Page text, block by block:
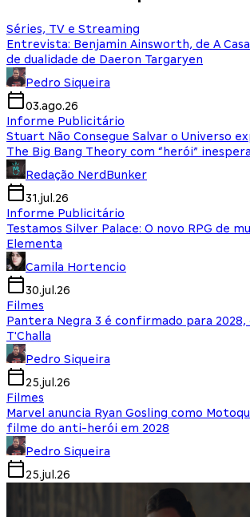
Séries, TV e Streaming
Entrevista: Benjamin Ainsworth, de A
de dualidade de Daeron Targaryen
Pedro Siqueira
03.ago.26
Informe Publicitário
Stuart Não Consegue Salvar o Universo
The Big Bang Theory com “herói”
Redação NerdBunker
31.jul.26
Informe Publicitário
Testamos Silver Palace: O novo RPG de
Elementa
Camila Hortencio
30.jul.26
Filmes
Pantera Negra 3 é confirmado para 2028,
T'Challa
Pedro Siqueira
25.jul.26
Filmes
Marvel anuncia Ryan Gosling como
filme do anti-herói em 2028
Pedro Siqueira
25.jul.26